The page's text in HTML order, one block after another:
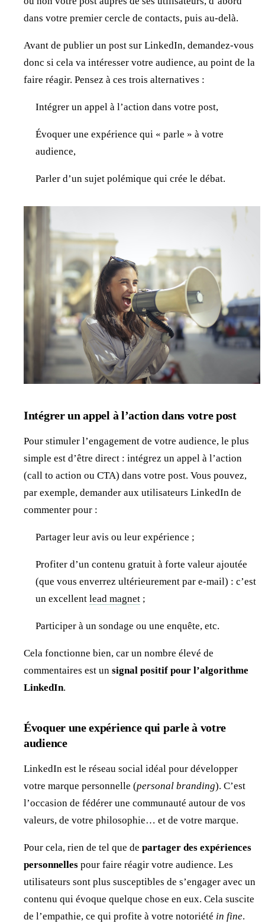
dans votre premier cercle de contacts, puis au-delà.
Avant de publier un post sur LinkedIn, demandez-vous
donc si cela va intéresser votre audience, au point de la
faire réagir. Pensez à ces trois alternatives :
Intégrer un appel à l’action dans votre post,
Évoquer une expérience qui « parle » à votre
audience,
Parler d’un sujet polémique qui crée le débat.
Intégrer un appel à l’action dans votre post
Pour stimuler l’engagement de votre audience, le plus
simple est d’être direct : intégrez un appel à l’action
(call to action ou CTA) dans votre post. Vous pouvez,
par exemple, demander aux utilisateurs LinkedIn de
commenter pour :
Partager leur avis ou leur expérience ;
Profiter d’un contenu gratuit à forte valeur ajoutée
(que vous enverrez ultérieurement par e-mail) : c’est
un excellent lead magnet ;
Participer à un sondage ou une enquête, etc.
Cela fonctionne bien, car un nombre élevé de
commentaires est un signal positif pour l’algorithme
LinkedIn.
Évoquer une expérience qui parle à votre
audience
LinkedIn est le réseau social idéal pour développer
votre marque personnelle (personal branding). C’est
l’occasion de fédérer une communauté autour de vos
valeurs, de votre philosophie… et de votre marque.
Pour cela, rien de tel que de partager des expériences
personnelles pour faire réagir votre audience. Les
utilisateurs sont plus susceptibles de s’engager avec un
contenu qui évoque quelque chose en eux. Cela suscite
de l’empathie, ce qui profite à votre notoriété in fine.